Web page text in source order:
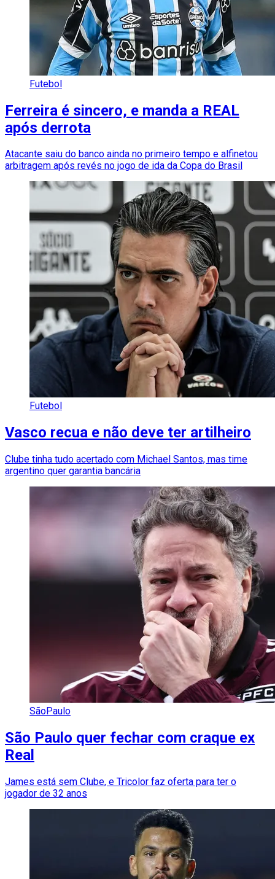
Futebol
Ferreira é sincero, e manda a REAL
após derrota
Atacante saiu do banco ainda no primeiro tempo e alfinetou
arbitragem após revés no jogo de ida da Copa do Brasil
Futebol
Vasco recua e não deve ter artilheiro
Clube tinha tudo acertado com Michael Santos, mas time
argentino quer garantia bancária
SãoPaulo
São Paulo quer fechar com craque ex
Real
James está sem Clube, e Tricolor faz oferta para ter o
jogador de 32 anos